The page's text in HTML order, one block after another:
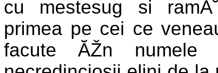
cu mestesug si
primea pe cei ce
facute ĂŽn numele